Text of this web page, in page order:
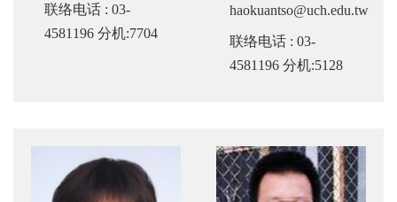
联络电话 : 03-
4581196 分机:7704
haokuantso@uch.edu.tw
联络电话 : 03-
4581196 分机:5128